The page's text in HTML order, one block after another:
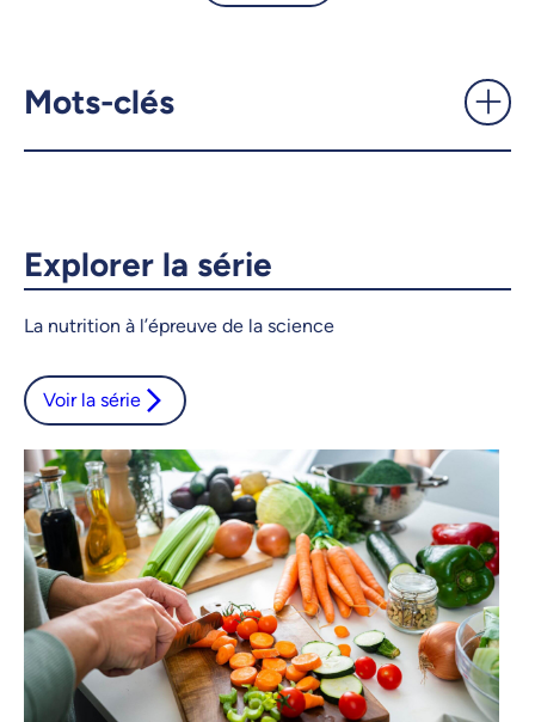
Copier le lien
Mots-clés
Explorer la série
La nutrition à l’épreuve de la science
Voir la série